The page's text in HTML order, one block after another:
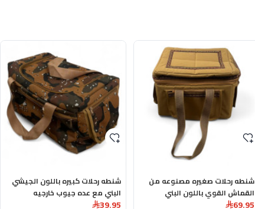
شنطه رحلات صغيره مصنوعه من
القماش القوي باللون البني
69.95
شنطه رحلات كبيره باللون الجيشي
البني مع عده جيوب خارجيه
39.95